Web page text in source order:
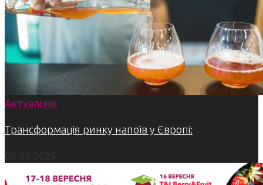
Актуально
Трансформація ринку напоїв у Європі: